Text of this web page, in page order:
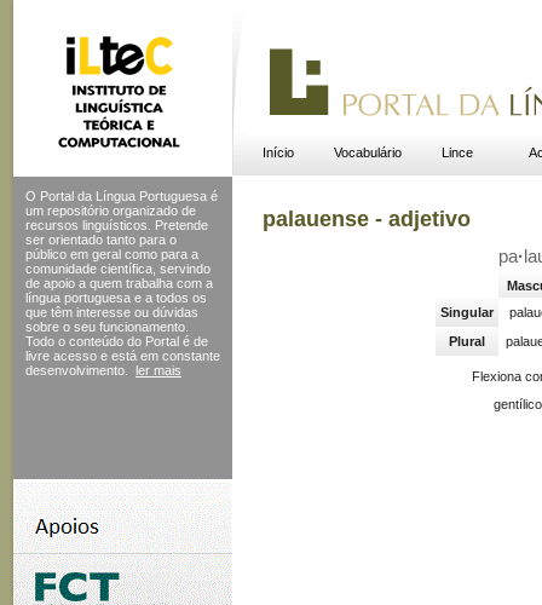
Início Vocabulário Lince
O Portal da Língua Portuguesa é
um repositório organizado de
recursos linguísticos. Pretende
ser orientado tanto para o
público em geral como para a
comunidade científica, servindo
de apoio a quem trabalha com a
língua portuguesa e a todos os
que têm interesse ou dúvidas
sobre o seu funcionamento.
Todo o conteúdo do Portal é de
livre acesso e está em constante
desenvolvimento.
ler mais
palauense - adjetivo
pa·
Singular
Plural
Flexiona